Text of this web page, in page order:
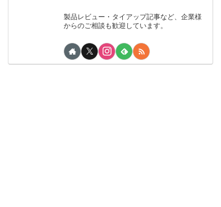
製品レビュー・タイアップ記事など、企業様
からのご相談も歓迎しています。